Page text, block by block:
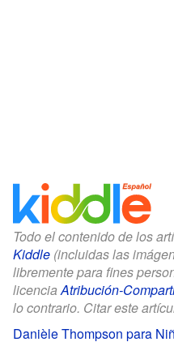
Todo el contenido de los
Kiddle (incluidas las
libremente para fines
licenciaAtribución-
lo contrario. Citar este
Danièle Thompson para